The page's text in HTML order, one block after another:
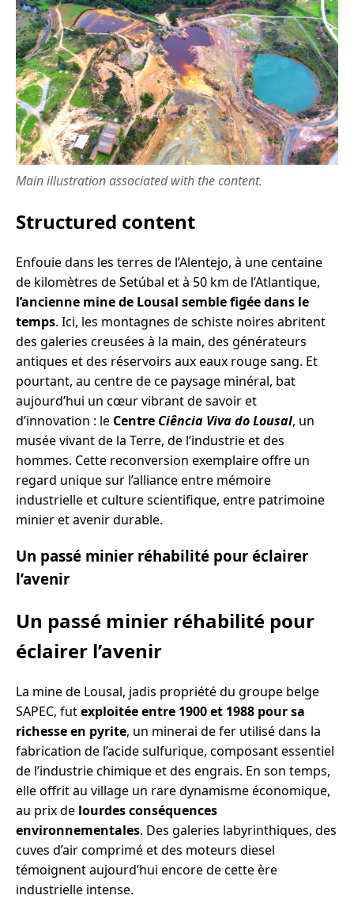
Main illustration associated with the content.
Structured content
Enfouie dans les terres de l’Alentejo, à une centaine
de kilomètres de Setúbal et à 50 km de l’Atlantique,
l’ancienne mine de Lousal semble figée dans le
temps. Ici, les montagnes de schiste noires abritent
des galeries creusées à la main, des générateurs
antiques et des réservoirs aux eaux rouge sang. Et
pourtant, au centre de ce paysage minéral, bat
aujourd’hui un cœur vibrant de savoir et
d’innovation : le Centre Ciência Viva do Lousal, un
musée vivant de la Terre, de l’industrie et des
hommes. Cette reconversion exemplaire offre un
regard unique sur l’alliance entre mémoire
industrielle et culture scientifique, entre patrimoine
minier et avenir durable.
Un passé minier réhabilité pour éclairer
l’avenir
Un passé minier réhabilité pour
éclairer l’avenir
La mine de Lousal, jadis propriété du groupe belge
SAPEC, futexploitée entre 1900 et 1988 pour sa
richesse en pyrite, un minerai de fer utilisé dans la
fabrication de l’acide sulfurique, composant essentiel
de l’industrie chimique et des engrais. En son temps,
elle offrit au village un rare dynamisme économique,
au prix de lourdes conséquences
environnementales. Des galeries labyrinthiques, des
cuves d’air comprimé et des moteurs diesel
témoignent aujourd’hui encore de cette ère
industrielle intense.